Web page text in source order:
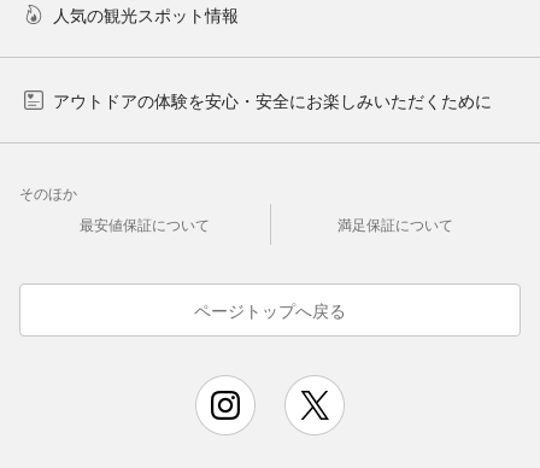
人気の観光スポット情報
アウトドアの体験を安心・安全にお楽しみいただくために
そのほか
最安値保証について
満足保証について
ページトップへ戻る